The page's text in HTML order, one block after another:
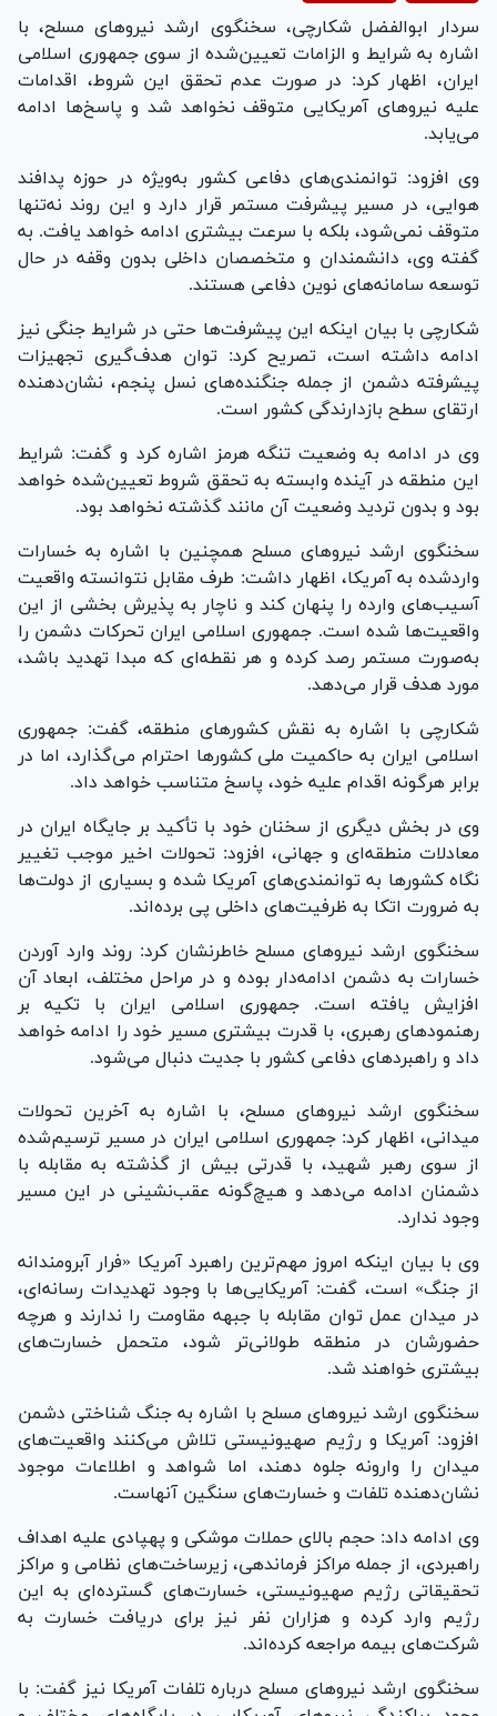
Video
سردار ابوالفضل شکارچی، سخنگوی ارشد نیرو‌های مسلح، با
اشاره به شرایط و الزامات تعیین‌شده از سوی جمهوری اسلامی
ایران، اظهار کرد: در صورت عدم تحقق این شروط، اقدامات
علیه نیرو‌های آمریکایی متوقف نخواهد شد و پاسخ‌ها ادامه
می‌یابد.
وی افزود: توانمندی‌های دفاعی کشور به‌ویژه در حوزه پدافند
هوایی، در مسیر پیشرفت مستمر قرار دارد و این روند نه‌تنها
متوقف نمی‌شود، بلکه با سرعت بیشتری ادامه خواهد یافت. به
گفته وی، دانشمندان و متخصصان داخلی بدون وقفه در حال
توسعه سامانه‌های نوین دفاعی هستند.
شکارچی با بیان اینکه این پیشرفت‌ها حتی در شرایط جنگی نیز
ادامه داشته است، تصریح کرد: توان هدف‌گیری تجهیزات
پیشرفته دشمن از جمله جنگنده‌های نسل پنجم، نشان‌دهنده
ارتقای سطح بازدارندگی کشور است.
وی در ادامه به وضعیت تنگه هرمز اشاره کرد و گفت: شرایط
این منطقه در آینده وابسته به تحقق شروط تعیین‌شده خواهد
بود و بدون تردید وضعیت آن مانند گذشته نخواهد بود.
سخنگوی ارشد نیرو‌های مسلح همچنین با اشاره به خسارات
واردشده به آمریکا، اظهار داشت: طرف مقابل نتوانسته واقعیت
آسیب‌های وارده را پنهان کند و ناچار به پذیرش بخشی از این
واقعیت‌ها شده است. جمهوری اسلامی ایران تحرکات دشمن را
به‌صورت مستمر رصد کرده و هر نقطه‌ای که مبدا تهدید باشد،
مورد هدف قرار می‌دهد.
شکارچی با اشاره به نقش کشور‌های منطقه، گفت: جمهوری
اسلامی ایران به حاکمیت ملی کشور‌ها احترام می‌گذارد، اما در
برابر هرگونه اقدام علیه خود، پاسخ متناسب خواهد داد.
وی در بخش دیگری از سخنان خود با تأکید بر جایگاه ایران در
معادلات منطقه‌ای و جهانی، افزود: تحولات اخیر موجب تغییر
نگاه کشور‌ها به توانمندی‌های آمریکا شده و بسیاری از دولت‌ها
به ضرورت اتکا به ظرفیت‌های داخلی پی برده‌اند.
سخنگوی ارشد نیرو‌های مسلح خاطرنشان کرد: روند وارد آوردن
خسارات به دشمن ادامه‌دار بوده و در مراحل مختلف، ابعاد آن
افزایش یافته است. جمهوری اسلامی ایران با تکیه بر
رهنمود‌های رهبری، با قدرت بیشتری مسیر خود را ادامه خواهد
داد و راهبرد‌های دفاعی کشور با جدیت دنبال می‌شود.
سخنگوی ارشد نیرو‌های مسلح، با اشاره به آخرین تحولات
میدانی، اظهار کرد: جمهوری اسلامی ایران در مسیر ترسیم‌شده
از سوی رهبر شهید، با قدرتی بیش از گذشته به مقابله با
دشمنان ادامه می‌دهد و هیچ‌گونه عقب‌نشینی در این مسیر
وجود ندارد.
وی با بیان اینکه امروز مهم‌ترین راهبرد آمریکا «فرار آبرومندانه
از جنگ» است، گفت: آمریکایی‌ها با وجود تهدیدات رسانه‌ای،
در میدان عمل توان مقابله با جبهه مقاومت را ندارند و هرچه
حضورشان در منطقه طولانی‌تر شود، متحمل خسارت‌های
بیشتری خواهند شد.
سخنگوی ارشد نیرو‌های مسلح با اشاره به جنگ شناختی دشمن
افزود: آمریکا و رژیم صهیونیستی تلاش می‌کنند واقعیت‌های
میدان را وارونه جلوه دهند، اما شواهد و اطلاعات موجود
نشان‌دهنده تلفات و خسارت‌های سنگین آنهاست.
وی ادامه داد: حجم بالای حملات موشکی و پهپادی علیه اهداف
راهبردی، از جمله مراکز فرماندهی، زیرساخت‌های نظامی و مراکز
تحقیقاتی رژیم صهیونیستی، خسارت‌های گسترده‌ای به این
رژیم وارد کرده و هزاران نفر نیز برای دریافت خسارت به
شرکت‌های بیمه مراجعه کرده‌اند.
سخنگوی ارشد نیرو‌های مسلح درباره تلفات آمریکا نیز گفت: با